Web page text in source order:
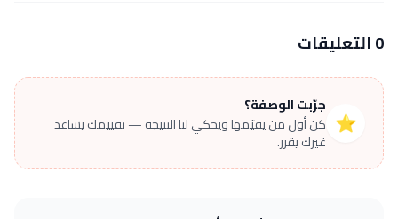
0 التعليقات
⭐
جرّبت الوصفة؟
كن أول من يقيّمها ويحكي لنا النتيجة — تقييمك يساعد
غيرك يقرر.